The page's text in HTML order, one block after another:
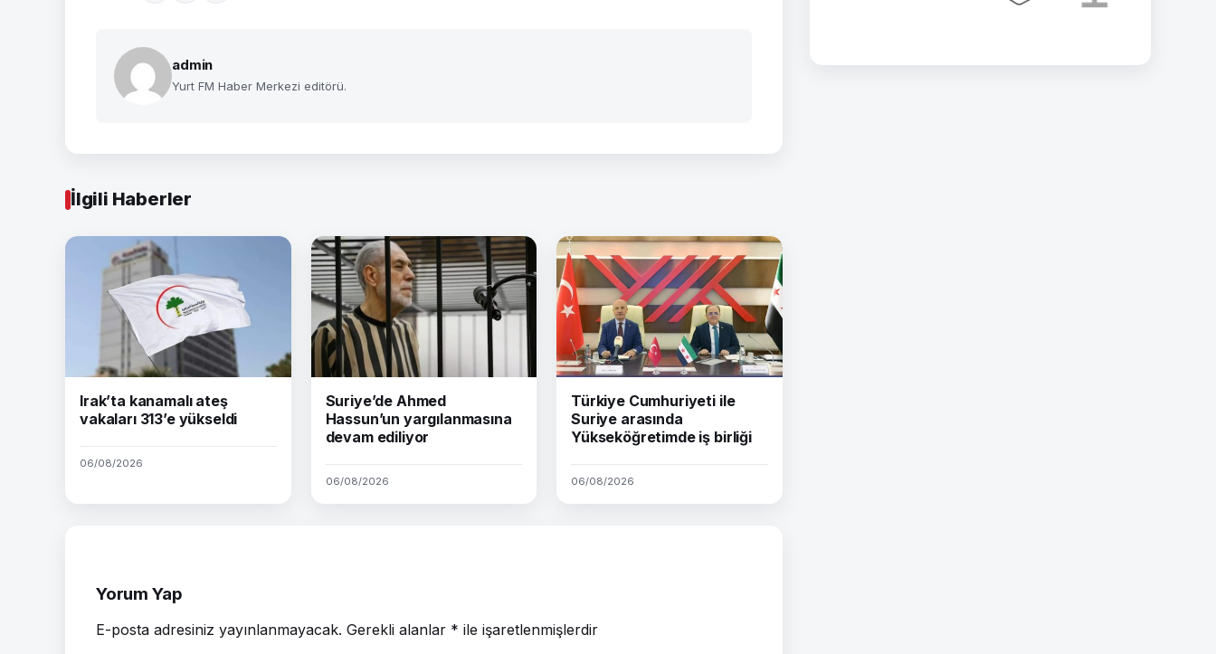
admin
Yurt FM Haber Merkezi editörü.
İlgili Haberler
Irak’ta kanamalı ateş
vakaları 313’e yükseldi
06/08/2026
Suriye’de Ahmed
Hassun’un yargılanmasına
devam ediliyor
06/08/2026
Türkiye Cumhuriyeti ile
Suriye arasında
Yükseköğretimde iş birliği
06/08/2026
Yorum Yap
E-posta adresiniz yayınlanmayacak. Gerekli alanlar * ile işaretlenmişlerdir